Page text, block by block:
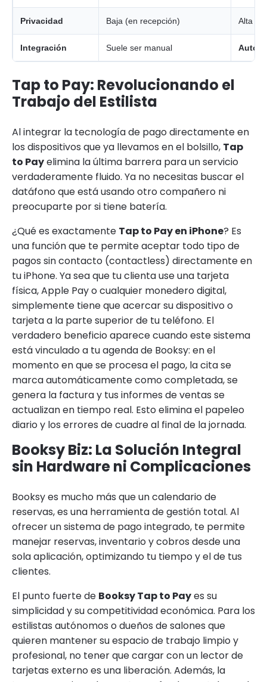
Privacidad Baja (en recepción) Alta
Integración Suele ser manual
Tap to Pay: Revolucionando el
Trabajo del Estilista
Al integrar la tecnología de pago directamente en
los dispositivos que ya llevamos en el bolsillo, Tap
to Payelimina la última barrera para un servicio
verdaderamente fluido. Ya no necesitas buscar el
datáfono que está usando otro compañero ni
preocuparte por si tiene batería.
¿Qué es exactamente Tap to Pay en iPhone? Es
una función que te permite aceptar todo tipo de
pagos sin contacto (contactless) directamente en
tu iPhone. Ya sea que tu clienta use una tarjeta
física, Apple Pay o cualquier monedero digital,
simplemente tiene que acercar su dispositivo o
tarjeta a la parte superior de tu teléfono. El
verdadero beneficio aparece cuando este sistema
está vinculado a tu agenda de Booksy: en el
momento en que se procesa el pago, la cita se
marca automáticamente como completada, se
genera la factura y tus informes de ventas se
actualizan en tiempo real. Esto elimina el papeleo
diario y los errores de cuadre al final de la jornada.
Booksy Biz: La Solución Integral
sin Hardware ni Complicaciones
Booksy es mucho más que un calendario de
reservas, es una herramienta de gestión total. Al
ofrecer un sistema de pago integrado, te permite
manejar reservas, inventario y cobros desde una
sola aplicación, optimizando tu tiempo y el de tus
clientes.
El punto fuerte de Booksy Tap to Payes su
simplicidad y su competitividad económica. Para los
estilistas autónomos o dueños de salones que
quieren mantener su espacio de trabajo limpio y
profesional, no tener que cargar con un lector de
tarjetas externo es una liberación. Además, la